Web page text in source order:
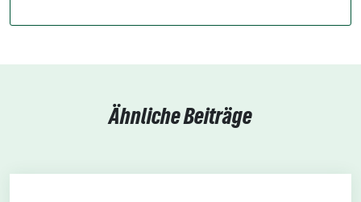
Ähnliche Beiträge